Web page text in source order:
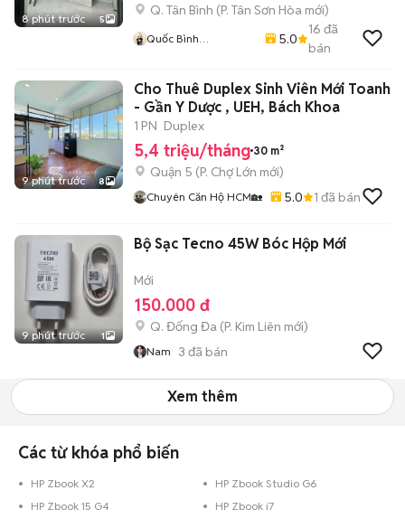
8 phút trước 5
Q. Tân Bình (P. Tân Sơn Hòa mới)
Quốc Bình
5.0
16 đã
bán
9 phút trước 8
Cho Thuê Duplex Sinh Viên Mới Toanh
- Gần Y Dược , UEH, Bách Khoa
1 PN Duplex
5,4 triệu/tháng 30 m²
Quận 5 (P. Chợ Lớn mới)
Chuyên Căn Hộ HCM🏡 5.0 1 đã bán
9 phút trước 1
Bộ Sạc Tecno 45W Bóc Hộp Mới
Mới
150.000 đ
Q. Đống Đa (P. Kim Liên mới)
Nam 3 đã bán
Xem thêm
Các từ khóa phổ biến
HP Zbook X2
HP Zbook Studio G6
HP Zbook 15 G4
HP Zbook i7